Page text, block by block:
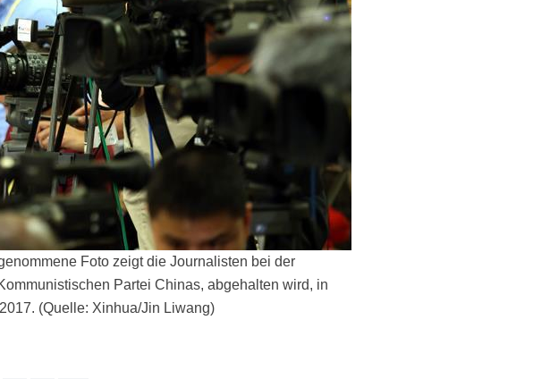
Foto zeigt die Journalisten bei der
Partei Chinas, abgehalten wird, in
(Quelle: Xinhua/Jin Liwang)